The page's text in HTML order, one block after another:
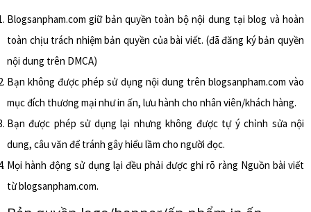
Blogsanpham.com giữ bản quyền toàn bộ nội dung tại blog và hoàn
toàn chịu trách nhiệm bản quyền của bài viết. (đã đăng ký bản quyền
nội dung trên DMCA)
Bạn không được phép sử dụng nội dung trên blogsanpham.com vào
mục đích thương mại như in ấn, lưu hành cho nhân viên/khách hàng.
Bạn được phép sử dụng lại nhưng không được tự ý chỉnh sửa nội
dung, câu văn để tránh gây hiểu lầm cho người đọc.
Mọi hành động sử dụng lại đều phải được ghi rõ ràng Nguồn bài viết
từblogsanpham.com.